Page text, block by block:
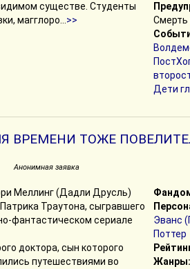
существе. Студенты
магглоро... >>
Смерть
Дети
ВРЕМЕНИ ТОЖЕ
Анонимная заявка
Меллинг (Дадли Друсль)
Траутона, сыгравшего
фантастическом сериале
доктора, сын которого
путешествиями во
Эванс
Поттер
Жанры: